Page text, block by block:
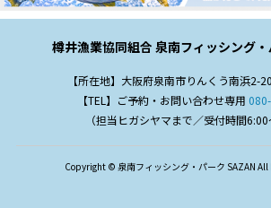
樽井漁業協同組合 泉南フィッシング
【所在地】大阪府泉南市りんくう南浜2-
【TEL】ご予約・お問い合わせ専用
（担当ヒガシヤマまで／受付時間6:00
Copyright © 泉南フィッシング・パーク SAZAN All